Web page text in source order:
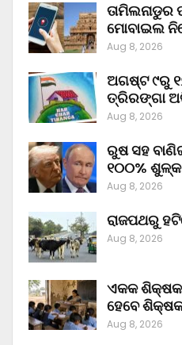
ମୋବାଇଲ
Aug 8, 2026
ଅଗଷ୍ଟ ୯ରୁ
ତ୍ରିରଙ୍ଗା
Aug 8, 2026
ରୁଷ ସହ
୧୦୦% ଶୁଳ୍କ
Aug 8, 2026
ରାଜପଥରୁ
Aug 8, 2026
ଏକକ
ହେବେ
Aug 8, 2026